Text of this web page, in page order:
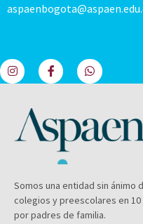
Somos una entidad sin ánimo
colegios y preescolares en
por padres de familia.